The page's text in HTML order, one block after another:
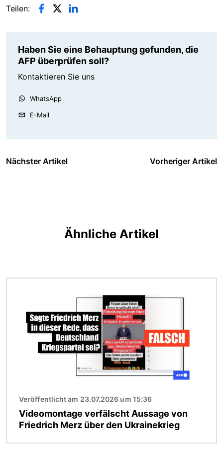
Teilen:
Haben Sie eine Behauptung gefunden, die
AFP überprüfen soll?
Kontaktieren Sie uns
WhatsApp
E-Mail
Nächster Artikel Vorheriger Artikel
Ähnliche Artikel
Veröffentlicht am 23.07.2026 um 15:36
Videomontage verfälscht Aussage von
Friedrich Merz über den Ukrainekrieg